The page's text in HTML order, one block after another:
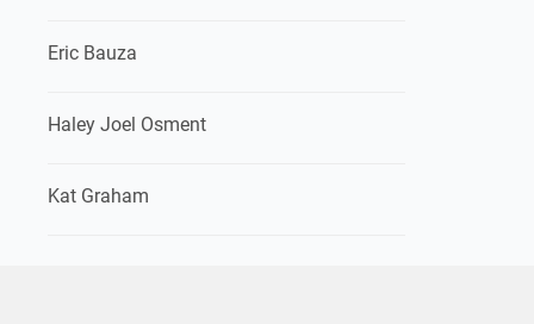
Eric Bauza
Haley Joel Osment
Kat Graham